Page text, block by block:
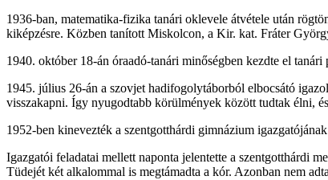
1936-ban, matematika-fizika tanári oklevele átvétele után
kiképzésre. Közben tanított Miskolcon, a Kir. kat. Fráter
1940. október 18-án óraadó-tanári minőségben kezdte el
1945. július 26-án a szovjet hadifogolytáborból elbocsátó
visszakapni. Így nyugodtabb körülmények között tudtak élni,
1952-ben kinevezték a szentgotthárdi gimnázium
Igazgatói feladatai mellett naponta jelentette a szentgotthárdi
Tüdejét két alkalommal is megtámadta a kór. Azonban nem